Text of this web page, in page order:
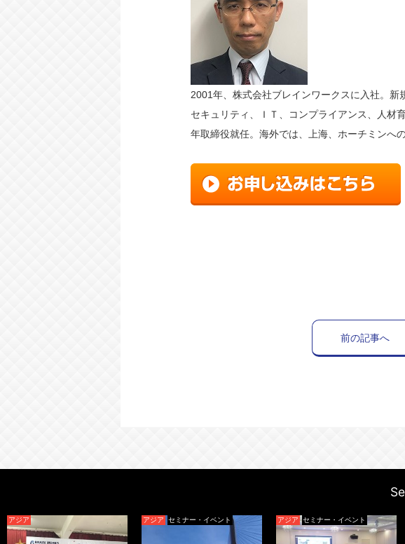
2001年、株式会社ブレインワークスに入社。
セキュリティ、ＩＴ、コンプライアンス、人材
年取締役就任。海外では、上海、ホーチミンへ
前の記事へ
セミナー・イベント アジア セミナー・イベント ブログ アジア